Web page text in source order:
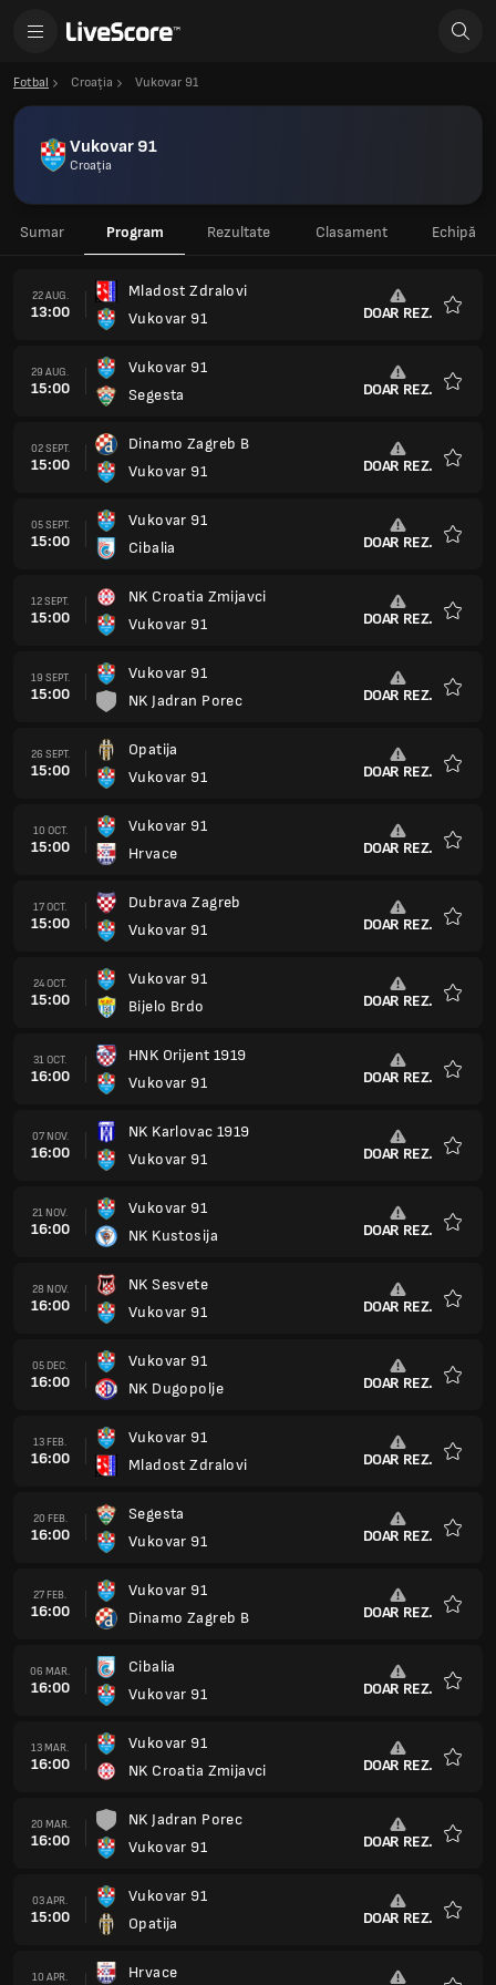
Fotbal Croaţia Vukovar 91
Vukovar 91
Croaţia
Sumar Program Rezultate Clasament Echipă
22 AUG.
13:00
Mladost Zdralovi
Vukovar 91
DOAR REZ.
29 AUG.
15:00
Vukovar 91
Segesta
DOAR REZ.
02 SEPT.
15:00
Dinamo Zagreb B
Vukovar 91
DOAR REZ.
05 SEPT.
15:00
Vukovar 91
Cibalia
DOAR REZ.
12 SEPT.
15:00
NK Croatia Zmijavci
Vukovar 91
DOAR REZ.
19 SEPT.
15:00
Vukovar 91
NK Jadran Porec
DOAR REZ.
26 SEPT.
15:00
Opatija
Vukovar 91
DOAR REZ.
10 OCT.
15:00
Vukovar 91
Hrvace
DOAR REZ.
17 OCT.
15:00
Dubrava Zagreb
Vukovar 91
DOAR REZ.
24 OCT.
15:00
Vukovar 91
Bijelo Brdo
DOAR REZ.
31 OCT.
16:00
HNK Orijent 1919
Vukovar 91
DOAR REZ.
07 NOV.
16:00
NK Karlovac 1919
Vukovar 91
DOAR REZ.
21 NOV.
16:00
Vukovar 91
NK Kustosija
DOAR REZ.
28 NOV.
16:00
NK Sesvete
Vukovar 91
DOAR REZ.
05 DEC.
16:00
Vukovar 91
NK Dugopolje
DOAR REZ.
13 FEB.
16:00
Vukovar 91
Mladost Zdralovi
DOAR REZ.
20 FEB.
16:00
Segesta
Vukovar 91
DOAR REZ.
27 FEB.
16:00
Vukovar 91
Dinamo Zagreb B
DOAR REZ.
06 MAR.
16:00
Cibalia
Vukovar 91
DOAR REZ.
13 MAR.
16:00
Vukovar 91
NK Croatia Zmijavci
DOAR REZ.
20 MAR.
16:00
NK Jadran Porec
Vukovar 91
DOAR REZ.
03 APR.
15:00
Vukovar 91
Opatija
DOAR REZ.
10 APR. Hrvace